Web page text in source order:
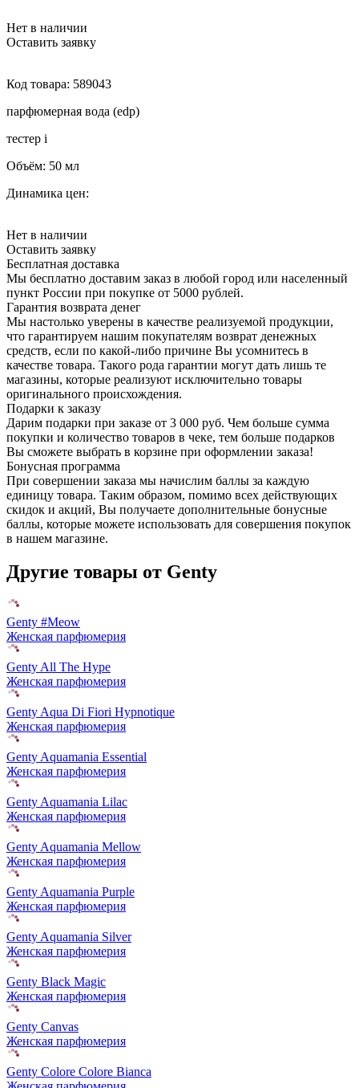
Нет в наличии
Оставить заявку
Код товара: 589043
парфюмерная вода (edp)
тестер i
Объём: 50 мл
Динамика цен:
Нет в наличии
Оставить заявку
Бесплатная доставка
Мы бесплатно доставим заказ в любой город или населенный
пункт России при покупке от 5000 рублей.
Гарантия возврата денег
Мы настолько уверены в качестве реализуемой продукции,
что гарантируем нашим покупателям возврат денежных
средств, если по какой-либо причине Вы усомнитесь в
качестве товара. Такого рода гарантии могут дать лишь те
магазины, которые реализуют исключительно товары
оригинального происхождения.
Подарки к заказу
Дарим подарки при заказе от 3 000 руб. Чем больше сумма
покупки и количество товаров в чеке, тем больше подарков
Вы сможете выбрать в корзине при оформлении заказа!
Бонусная программа
При совершении заказа мы начислим баллы за каждую
единицу товара. Таким образом, помимо всех действующих
скидок и акций, Вы получаете дополнительные бонусные
баллы, которые можете использовать для совершения покупок
в нашем магазине.
Другие товары от Genty
Genty #Meow
Женская парфюмерия
Genty All The Hype
Женская парфюмерия
Genty Aqua Di Fiori Hypnotique
Женская парфюмерия
Genty Aquamania Essential
Женская парфюмерия
Genty Aquamania Lilac
Женская парфюмерия
Genty Aquamania Mellow
Женская парфюмерия
Genty Aquamania Purple
Женская парфюмерия
Genty Aquamania Silver
Женская парфюмерия
Genty Black Magic
Женская парфюмерия
Genty Canvas
Женская парфюмерия
Genty Colore Colore Bianca